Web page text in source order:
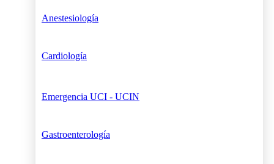
Anestesiología
Cardiología
Emergencia UCI - UCIN
Gastroenterología